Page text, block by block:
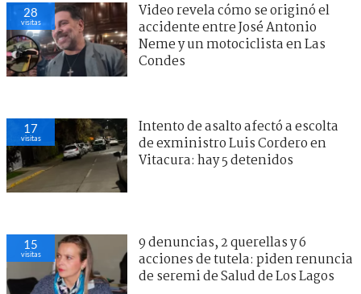
28
visitas
Video revela cómo se originó el
accidente entre José Antonio
Neme y un motociclista en Las
Condes
17
visitas
Intento de asalto afectó a escolta
de exministro Luis Cordero en
Vitacura: hay 5 detenidos
15
visitas
9 denuncias, 2 querellas y 6
acciones de tutela: piden renuncia
de seremi de Salud de Los Lagos